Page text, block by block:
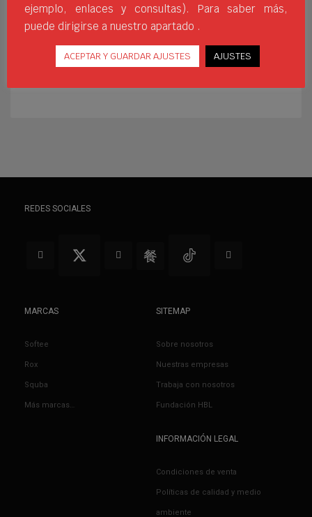
fuerza y tracción. Esta nueva gama reúne
diferentes tipos de agarres
CALIDAD
DISTRIBUIDORES DE MATERIAL
EQUIPAMIENTO FITNESS
EQUIPAMIENTO PARA GIMNASIOS
REDES SOCIALES
MARCAS
Softee
Rox
Squba
Más marcas…
SITEMAP
Sobre nosotros
Nuestras empresas
Trabaja con nosotros
Fundación HBL
INFORMACIÓN LEGAL
Condiciones de venta
Políticas de calidad y medio
ambiente
ejemplo, enlaces y consultas). Para saber más,
puede dirigirse a nuestro apartado .
ACEPTAR Y GUARDAR AJUSTES AJUSTES